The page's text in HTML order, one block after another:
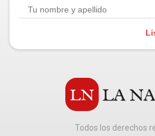
Todos los derechos